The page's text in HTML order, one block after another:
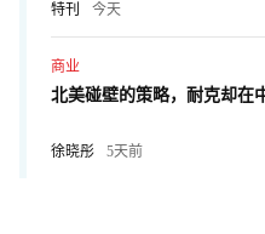
特刊 今天
商业
北美碰壁的策略，耐克却在
徐晓彤 5天前